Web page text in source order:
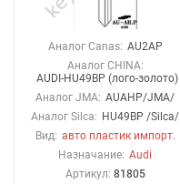
Аналог Canas: AU2AP
Аналог CHINA:
AUDI-HU49BP (лого-золото)
Аналог JMA: AUAHP/JMA/
Аналог Silca: HU49BP /Silca/
Вид: авто пластик импорт.
Назначание: Audi
Артикул: 81805